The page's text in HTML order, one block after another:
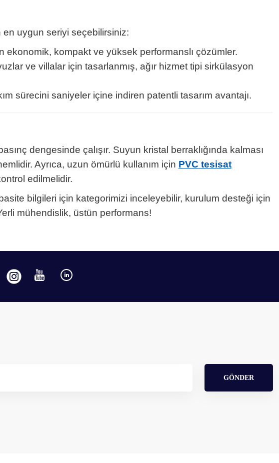
uygun seriyi seçebilirsiniz:
ekonomik, kompakt ve yüksek performanslı çözümler.
ve villalar için tasarlanmış, ağır hizmet tipi sirkülasyon
sürecini saniyeler içine indiren patentli tasarım avantajı.
dengesinde çalışır. Suyun kristal berraklığında kalması
Ayrıca, uzun ömürlü kullanım için PVC tesisat
edilmelidir.
bilgileri için kategorimizi inceleyebilir, kurulum desteği için
mühendislik, üstün performans!
GÖNDER